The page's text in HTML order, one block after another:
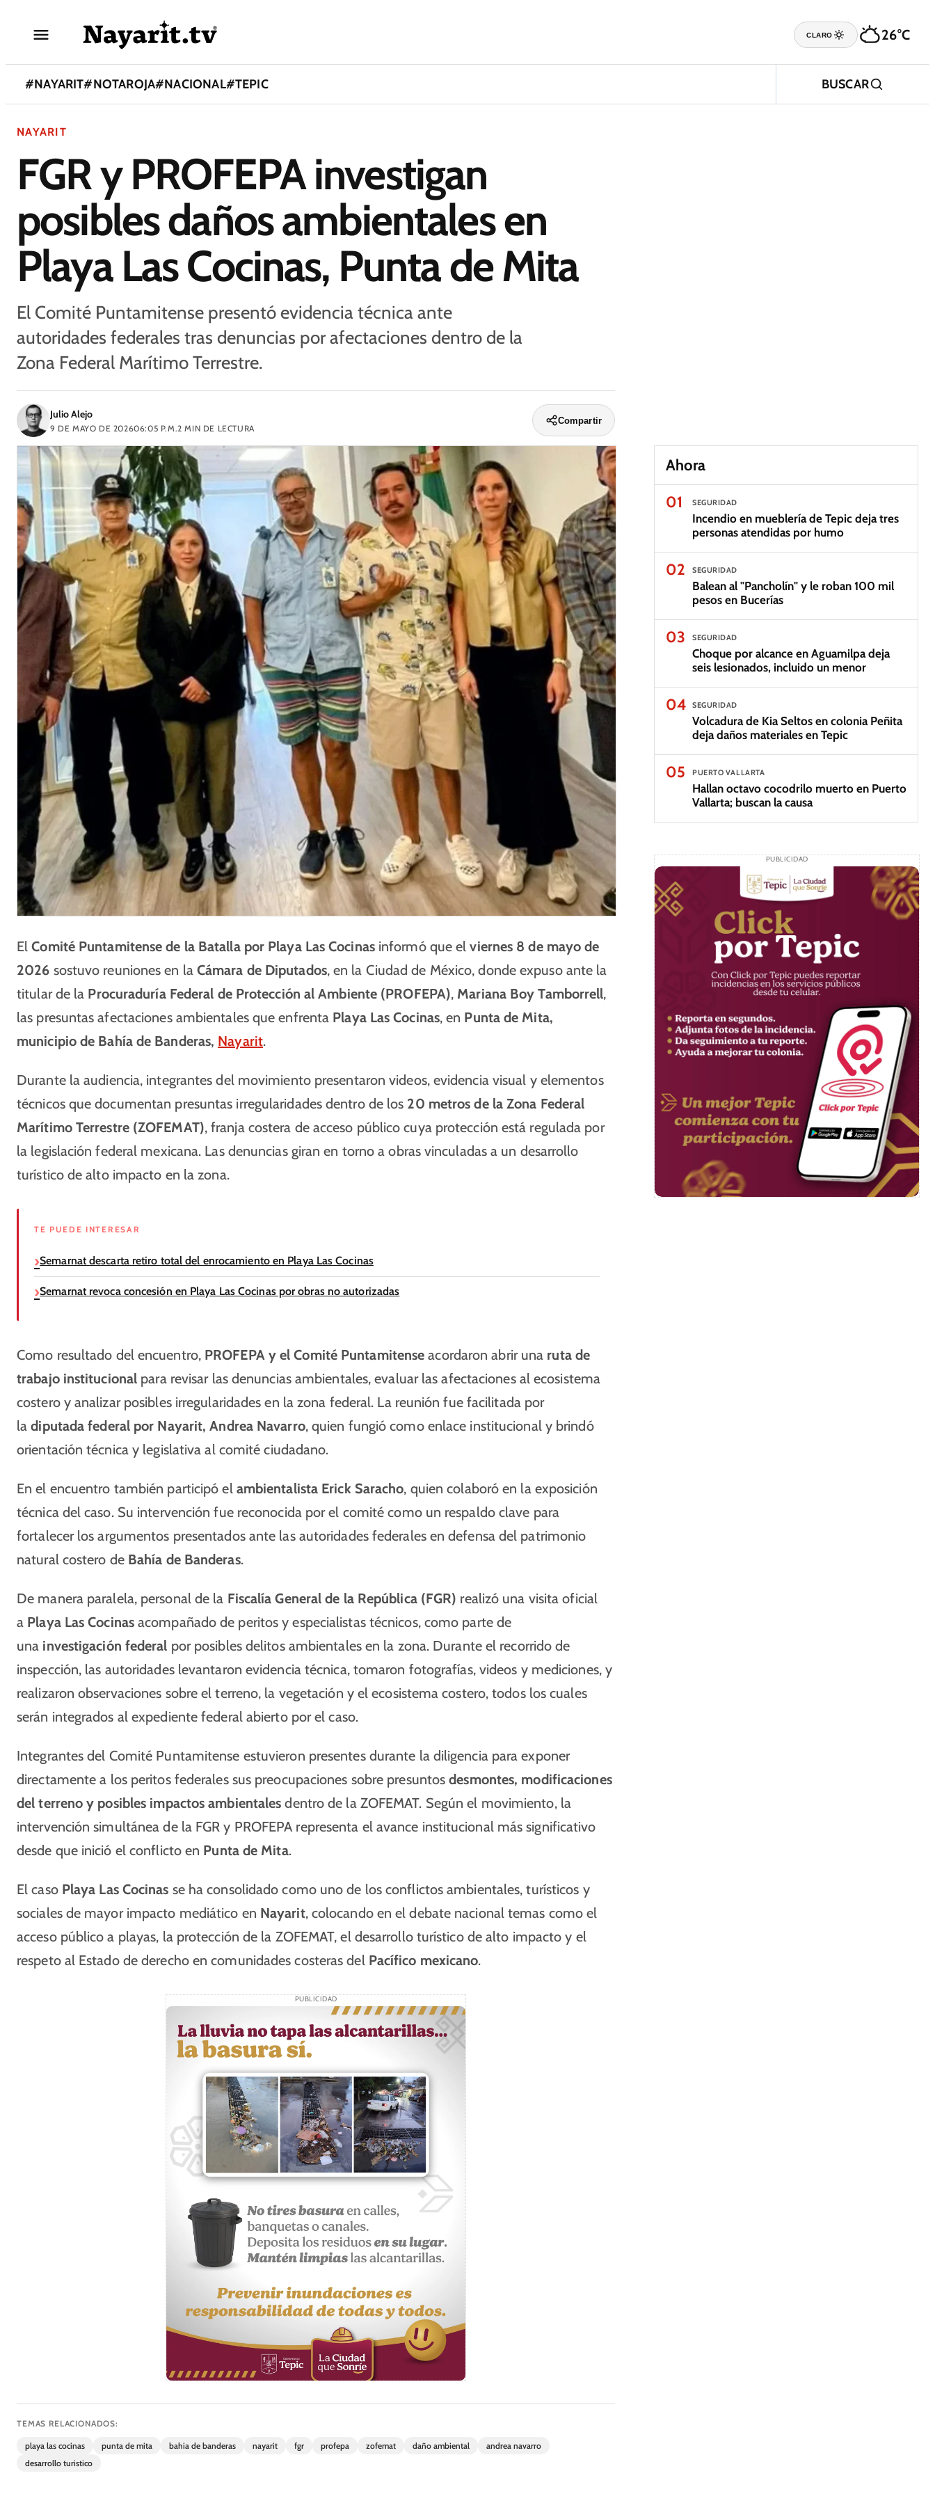
CLARO 26°C
#NAYARIT#NOTAROJA#NACIONAL#TEPIC BUSCAR
NAYARIT
FGR y PROFEPA investigan
posibles daños ambientales en
Playa Las Cocinas, Punta de Mita
El Comité Puntamitense presentó evidencia técnica ante
autoridades federales tras denuncias por afectaciones dentro de la
Zona Federal Marítimo Terrestre.
Julio Alejo
9 DE MAYO DE 202606:05 P.M.2 MIN DE LECTURA
Compartir
ElComité Puntamitense de la Batalla por Playa Las Cocinasinformó que elviernes 8 de mayo de
2026 sostuvo reuniones en la Cámara de Diputados, en la Ciudad de México, donde expuso ante la
titular de la Procuraduría Federal de Protección al Ambiente (PROFEPA), Mariana Boy Tamborrell,
las presuntas afectaciones ambientales que enfrenta Playa Las Cocinas, en Punta de Mita,
municipio de Bahía de Banderas, Nayarit.
Durante la audiencia, integrantes del movimiento presentaron videos, evidencia visual y elementos
técnicos que documentan presuntas irregularidades dentro de los 20 metros de la Zona Federal
Marítimo Terrestre (ZOFEMAT), franja costera de acceso público cuya protección está regulada por
la legislación federal mexicana. Las denuncias giran en torno a obras vinculadas a un desarrollo
turístico de alto impacto en la zona.
TE PUEDE INTERESAR
Semarnat descarta retiro total del enrocamiento en Playa Las Cocinas
Semarnat revoca concesión en Playa Las Cocinas por obras no autorizadas
Como resultado del encuentro, PROFEPA y el Comité Puntamitense acordaron abrir una ruta de
trabajo institucional para revisar las denuncias ambientales, evaluar las afectaciones al ecosistema
costero y analizar posibles irregularidades en la zona federal. La reunión fue facilitada por
ladiputada federal por Nayarit, Andrea Navarro, quien fungió como enlace institucional y brindó
orientación técnica y legislativa al comité ciudadano.
En el encuentro también participó el ambientalista Erick Saracho, quien colaboró en la exposición
técnica del caso. Su intervención fue reconocida por el comité como un respaldo clave para
fortalecer los argumentos presentados ante las autoridades federales en defensa del patrimonio
natural costero de Bahía de Banderas.
De manera paralela, personal de la Fiscalía General de la República (FGR) realizó una visita oficial
a Playa Las Cocinasacompañado de peritos y especialistas técnicos, como parte de
una investigación federal por posibles delitos ambientales en la zona. Durante el recorrido de
inspección, las autoridades levantaron evidencia técnica, tomaron fotografías, videos y mediciones, y
realizaron observaciones sobre el terreno, la vegetación y el ecosistema costero, todos los cuales
serán integrados al expediente federal abierto por el caso.
Integrantes del Comité Puntamitense estuvieron presentes durante la diligencia para exponer
directamente a los peritos federales sus preocupaciones sobre presuntosdesmontes, modificaciones
del terreno y posibles impactos ambientales dentro de la ZOFEMAT. Según el movimiento, la
intervención simultánea de la FGR y PROFEPA representa el avance institucional más significativo
desde que inició el conflicto en Punta de Mita.
El caso Playa Las Cocinas se ha consolidado como uno de los conflictos ambientales, turísticos y
sociales de mayor impacto mediático en Nayarit, colocando en el debate nacional temas como el
acceso público a playas, la protección de la ZOFEMAT, el desarrollo turístico de alto impacto y el
respeto al Estado de derecho en comunidades costeras del Pacífico mexicano.
PUBLICIDAD
TEMAS RELACIONADOS:
playa las cocinas punta de mita bahia de banderas nayarit fgr profepa zofemat daño ambiental
andrea navarro
desarrollo turistico
Ahora
01
SEGURIDAD
Incendio en mueblería de Tepic deja tres
personas atendidas por humo
02 SEGURIDAD
Balean al "Pancholín" y le roban 100 mil
pesos en Bucerías
03 SEGURIDAD
Choque por alcance en Aguamilpa deja
seis lesionados, incluido un menor
04 SEGURIDAD
Volcadura de Kia Seltos en colonia Peñita
deja daños materiales en Tepic
05 PUERTO VALLARTA
Hallan octavo cocodrilo muerto en Puerto
Vallarta; buscan la causa
PUBLICIDAD